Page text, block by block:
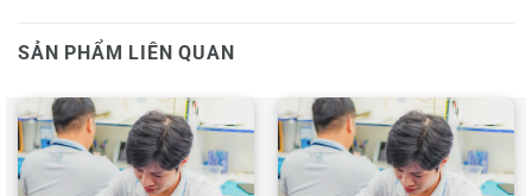
SẢN PHẨM LIÊN QUAN